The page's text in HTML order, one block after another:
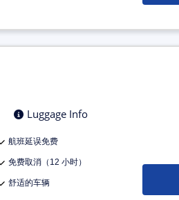
Luggage Info
航班延误免费
免费取消（12 小时）
舒适的车辆